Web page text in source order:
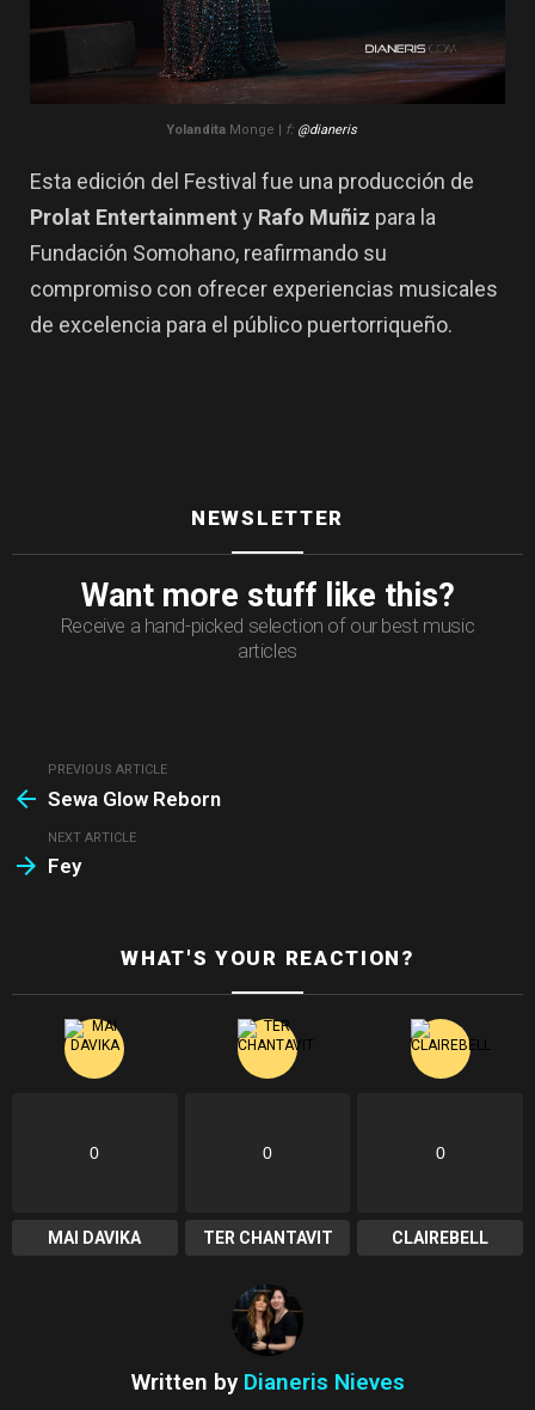
Yolandita Monge | f: @dianeris
Esta edición del Festival fue una producción de
Prolat Entertainment y Rafo Muñiz para la
Fundación Somohano, reafirmando su
compromiso con ofrecer experiencias musicales
de excelencia para el público puertorriqueño.
NEWSLETTER
Want more stuff like this?
Receive a hand-picked selection of our best music
articles
more
PREVIOUS ARTICLE
Sewa Glow Reborn
NEXT ARTICLE
Fey
WHAT'S YOUR REACTION?
0
MAI DAVIKA
0
TER CHANTAVIT
0
CLAIREBELL
Written by Dianeris Nieves